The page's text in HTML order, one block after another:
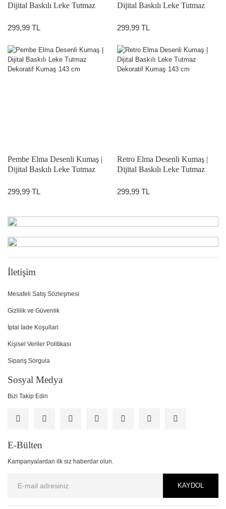
Dijital Baskılı Leke Tutmaz
299,99 TL
Dijital Baskılı Leke Tutmaz
299,99 TL
Pembe Elma Desenli Kumaş |
Dijital Baskılı Leke Tutmaz
299,99 TL
Retro Elma Desenli Kumaş |
Dijital Baskılı Leke Tutmaz
299,99 TL
İletişim
Mesafeli Satış Sözleşmesi
Gizlilik ve Güvenlik
İptal İade Koşullari
Kişisel Veriler Politikası
Sipariş Sorgula
Sosyal Medya
Bizi Takip Edin
E-Bülten
Kampanyalardan ilk siz haberdar olun.
KAYDOL